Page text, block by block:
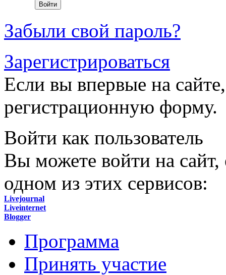
Забыли свой пароль?
Зарегистрироваться
Если вы впервые на
регистрационную форму.
Войти как пользователь
Вы можете войти на сайт,
одном из этих сервисов:
Livejournal
Liveinternet
Blogger
Программа
Принять участие